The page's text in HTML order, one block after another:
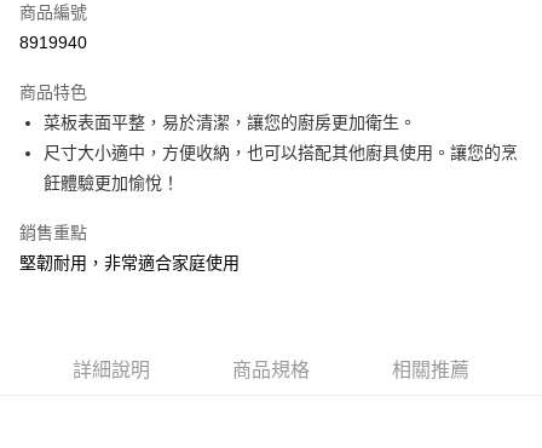
超商取貨付款
Apple Pay
街口支付
Google Pay
AFTEE先享後付是「在收到商品之後才付款」的支付方式。 讓您購物簡單
ATM付款
商品編號
8919940
商品特色
菜板表面平整，易於清潔，讓您的廚房更加衛生。
尺寸大小適中，方便收納，也可以搭配其他廚具使用。讓您的烹
飪體驗更加愉悅！
銷售重點
堅韌耐用，非常適合家庭使用
詳細說明 商品規格 相關推薦